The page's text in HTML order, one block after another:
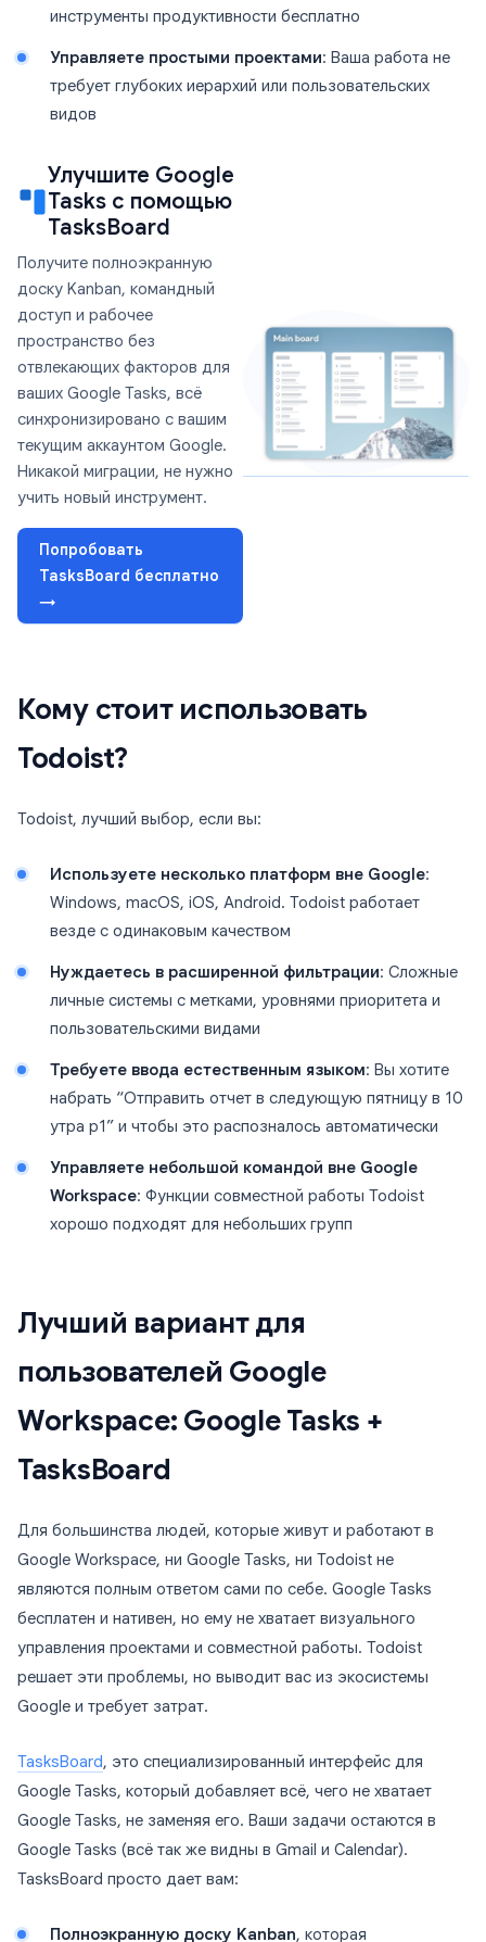
инструменты продуктивности бесплатно
Управляете простыми проектами: Ваша работа не
требует глубоких иерархий или пользовательских
видов
Улучшите Google
Tasks с помощью
TasksBoard
Получите полноэкранную
доску Kanban, командный
доступ и рабочее
пространство без
отвлекающих факторов для
ваших Google Tasks, всё
синхронизировано с вашим
текущим аккаунтом Google.
Никакой миграции, не нужно
учить новый инструмент.
Попробовать
TasksBoard бесплатно
→
Кому стоит использовать
Todoist?
Todoist, лучший выбор, если вы:
Используете несколько платформ вне Google:
Windows, macOS, iOS, Android. Todoist работает
везде с одинаковым качеством
Нуждаетесь в расширенной фильтрации: Сложные
личные системы с метками, уровнями приоритета и
пользовательскими видами
Требуете ввода естественным языком: Вы хотите
набрать “Отправить отчет в следующую пятницу в 10
утра p1” и чтобы это распозналось автоматически
Управляете небольшой командой вне Google
Workspace: Функции совместной работы Todoist
хорошо подходят для небольших групп
Лучший вариант для
пользователей Google
Workspace: Google Tasks +
TasksBoard
Для большинства людей, которые живут и работают в
Google Workspace, ни Google Tasks, ни Todoist не
являются полным ответом сами по себе. Google Tasks
бесплатен и нативен, но ему не хватает визуального
управления проектами и совместной работы. Todoist
решает эти проблемы, но выводит вас из экосистемы
Google и требует затрат.
TasksBoard, это специализированный интерфейс для
Google Tasks, который добавляет всё, чего не хватает
Google Tasks, не заменяя его. Ваши задачи остаются в
Google Tasks (всё так же видны в Gmail и Calendar).
TasksBoard просто дает вам:
Полноэкранную доску Kanban, которая